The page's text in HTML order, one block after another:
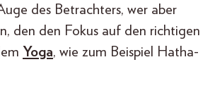
des Betrachters, wer aber
den den Fokus auf den richtigen
Yoga, wie zum Beispiel Hatha-